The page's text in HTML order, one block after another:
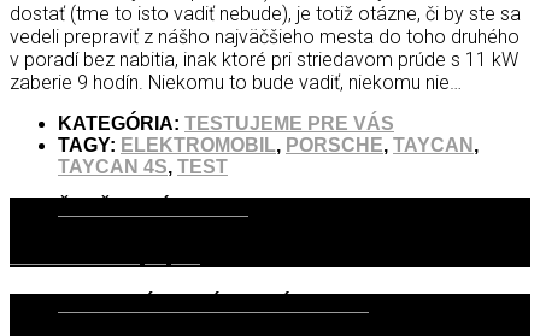
dostať (tme to isto vadiť nebude), je totiž otázne, či by ste sa
vedeli prepraviť z nášho najväčšieho mesta do toho druhého
v poradí bez nabitia, inak ktoré pri striedavom prúde s 11 kW
zaberie 9 hodín. Niekomu to bude vadiť, niekomu nie…
KATEGÓRIA: TESTUJEME PRE VÁS
TAGY: ELEKTROMOBIL, PORSCHE, TAYCAN ,
TAYCAN 4S, TEST